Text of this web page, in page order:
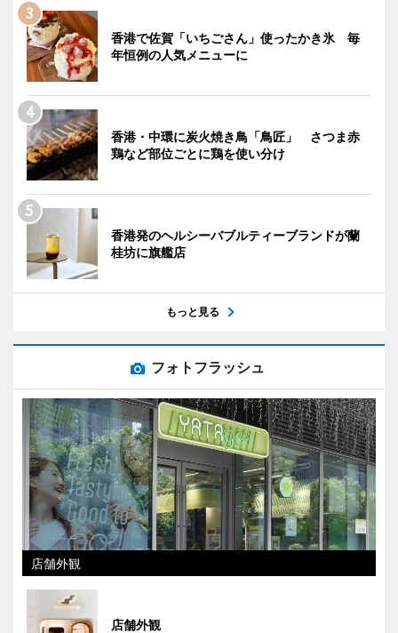
香港で佐賀「いちごさん」使ったかき氷 毎
年恒例の人気メニューに
香港・中環に炭火焼き鳥「鳥匠」 さつま赤
鶏など部位ごとに鶏を使い分け
香港発のヘルシーバブルティーブランドが蘭
桂坊に旗艦店
もっと見る
フォトフラッシュ
店舗外観
店舗外観